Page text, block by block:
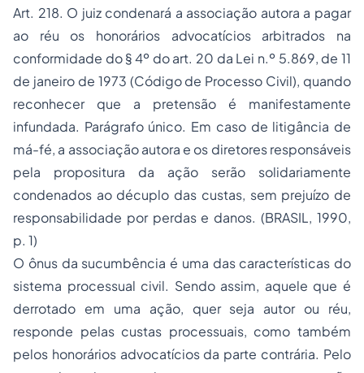
Art. 218. O juiz condenará a associação autora a pagar
ao réu os honorários advocatícios arbitrados na
conformidade do § 4º do art. 20 da Lei n.º 5.869, de 11
de janeiro de 1973 (Código de Processo Civil), quando
reconhecer que a pretensão é manifestamente
infundada. Parágrafo único. Em caso de litigância de
má-fé, a associação autora e os diretores responsáveis
pela propositura da ação serão solidariamente
condenados ao décuplo das custas, sem prejuízo de
responsabilidade por perdas e danos. (BRASIL, 1990,
p. 1)
O ônus da sucumbência é uma das características do
sistema processual civil. Sendo assim, aquele que é
derrotado em uma ação, quer seja autor ou réu,
responde pelas custas processuais, como também
pelos honorários advocatícios da parte contrária. Pelo